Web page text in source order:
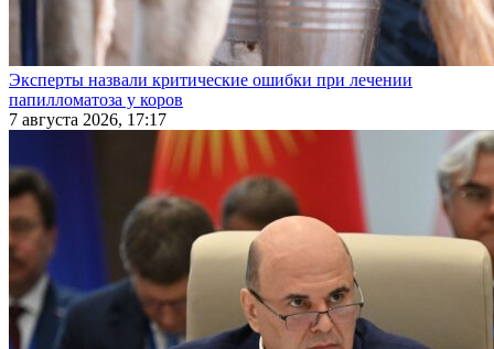
Эксперты назвали критические ошибки при лечении
папилломатоза у коров
7 августа 2026, 17:17